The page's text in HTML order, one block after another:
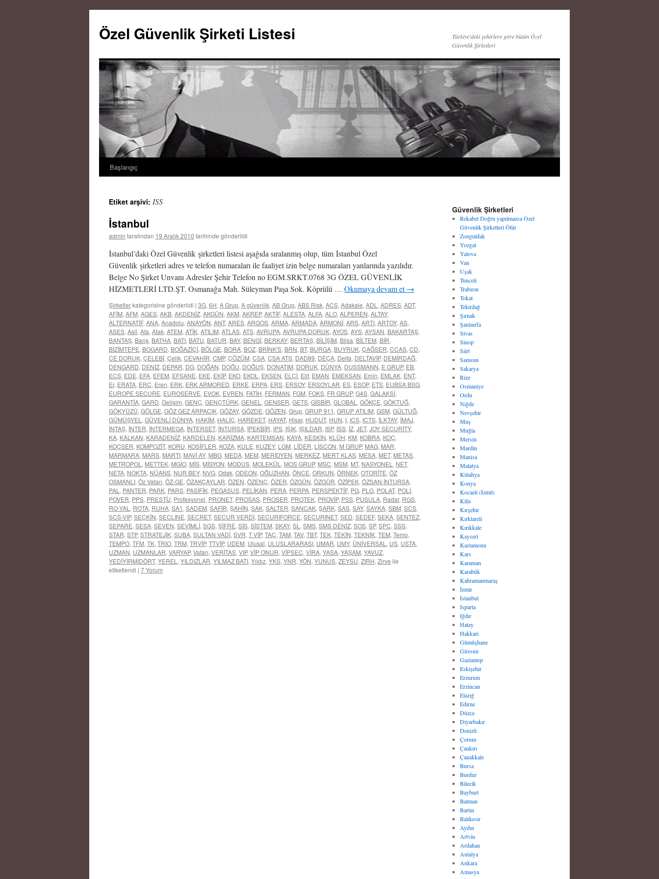
Özel Güvenlik Şirketi Listesi
Türkiye'deki şehirlere göre bütün Özel
Güvenlik Şirketleri
İçeriğe
Başlangıç
Etiket arşivi: ISS
İstanbul
admin tarafından 19 Aralık 2010 tarihinde gönderildi
İstanbul’daki Özel Güvenlik şirketleri listesi aşağıda sıralanmış olup, tüm İstanbul Özel
Güvenlik şirketleri adres ve telefon numaraları ile faaliyet izin belge numaraları yanlarında yazılıdır.
Belge No Şirket Unvanı Adresler Şehir Telefon no EGM.SRKT.0768 3G ÖZEL GÜVENLİK
HİZMETLERİ LTD.ŞT. Osmanağa Mah. Süleyman Paşa Sok. Köprülü … Okumaya devam et→
Şirketlerkategorisine gönderildi | 3G, 6H, A Grup, A güvenlik, AB Grup, ABS Risk, ACS, Adakale, ADL , ADRES, ADT,
AFİM, AFM, AGES, AKB, AKDENİZ, AKGÜN, AKM, AKREP, AKTİF, ALESTA, ALFA, ALO, ALPEREN, ALTAY,
ALTERNATİF, ANA, Anadolu, ANAYÖN, ANT, ARES, ARGOS, ARMA, ARMADA, ARMONİ, ARS, ARTI, ARTOY, AS,
ASES, Asil, Ata, Atak, ATEM, ATİK, ATILIM, ATLAS, ATS, AVRUPA, AVRUPA DORUK, AYOS, AYS, AYSAN, BAKARTAŞ,
BANTAŞ, Barış, BATHA, BATI, BATU, BATUR, BAY, BENGİ, BERKAY, BERTAŞ, BİLİŞİM, Bilsa, BİLTEM, BİR,
BİZİMTEPE, BOGARD, BOĞAZİÇİ, BÖLGE, BORA, BOZ, BRİNK'S, BRN, BT, BURGA, BUYRUK, ÇAĞSER, CCAS, CD,
CE DORUK, ÇELEBİ, Çelik, CEVAHİR, CMP, ÇÖZÜM, CSA, CSA ATS, DAD89, DEÇA, Delta, DELTAVİP, DEMİRDAĞ,
DENGARD, DENİZ, DEPAR, DG, DOĞAN, DOĞU, DOĞUŞ, DONATIM, DORUK, DÜNYA, DUSSMANN, E GRUP, EB,
ECS, EDE, EFA, EFEM, EFSANE, EKE, EKİP, EKO, EKOL , EKSEN, ELÇİ, Elit, EMAN, EMEKSAN, Emin, EMLAK, ENT,
Er, ERATA, ERC, Eren, ERK, ERK ARMORED, ERKE, ERPA, ERS, ERSOY, ERSOYLAR, ES, ESOP, ETS, EUBSA BSG,
EUROPE SECURE, EUROSERVE, EVOK, EVREN, FATİH, FERMAN, FGM, FOKS, FR GRUP, G4S, GALAKSİ,
GARANTİA, GARD, Gelişim, GENÇ, GENÇTÜRK, GENEL , GENSER, GETS, GİSBİR, GLOBAL , GÖKÇE, GÖKTUĞ,
GÖKYÜZÜ, GÖLGE, GÖZ GEZ ARPACIK, GÖZAY, GÖZDE, GÖZEN, Grup, GRUP 911 , GRUP ATILIM, GSM, GÜLTUĞ,
GÜMÜŞYEL , GÜVENLİ DÜNYA, HAKİM, HALİÇ, HAREKET, HAYAT, Hisar, HUDUT, HUN, I, ICS, ICTS, İLKTAY, İMAJ,
İNTAŞ, İNTER, İNTERMEGA, İNTERSET, İNTURSA, İPEKBİR, IPS, IŞIK, IŞILDAR, ISP, ISS, İZ, JET, JOY SECURİTY,
KA, KALKAN, KARADENİZ, KARDELEN, KARİZMA, KARTEMSAN, KAYA, KESKİN, KLÜH, KM, KOBRA, KOÇ,
KOÇSER, KOMPOZİT, KORU, KOSİFLER, KOZA, KULE, KUZEY, LGM, LİDER, LİSCON, M GRUP, MAG, MAR,
MARMARA, MARS, MARTI, MAVİ AY, MBG, MEDA, MEM, MERİDYEN, MERKEZ, MERT KLAS, MESA, MET, METAS,
METROPOL , METTEK, MGİO, MİS, MİSYON, MODUS, MOLEKÜL , MOS GRUP, MSC, MSM, MT, NASYONEL , NET,
NETA, NOKTA, NÜANS, NUR BEY, NVG, Odak, ODEON, OĞUZHAN, ÖNCE, ORKUN, ÖRNEK, OTORİTE, ÖZ
OSMANLI, Öz Vatan, ÖZ-GE, ÖZAKÇAYLAR, ÖZEN, ÖZENÇ, ÖZER, ÖZGÜN, ÖZGÜR, ÖZİPEK, ÖZSAN İNTURSA,
PAL , PANTER, PARK, PARS, PASİFİK, PEGASUS, PELİKAN, PERA, PERPA, PERSPEKTİF, PG, PLG, POLAT, POLİ,
POVER, PPS, PRESTİJ, Profesyonel, PRONET, PROSAS, PROSER, PROTEK, PROVİP, PSS, PUSULA, Radar, RGS,
RO-YAL , ROTA, RUHA, SA1 , SADEM, SAFİR, ŞAHİN, SAK, SALTER, SANCAK, ŞARK, SAS, SAY, SAYKA, SBM, SCS,
SCS-VIP, SEÇKİN, SECLINE, SECRET, SECUR VERDİ, SECURIFORCE, SECURINET, SED, SEDEF, SEKA, SENTEZ,
SEPARE, SESA, SEVEN, SEVİMLİ, SGS, ŞİFRE, SİS, SİSTEM, SKAY, SL , SMS, SMS DENİZ, SOS, SP, SPC, SSS,
STAR, STP, STRATEJİK, SUBA, SULTAN VADİ, SVR, T VİP, TAÇ, TAM, TAV, TBT, TEK, TEKİN, TEKNİK, TEM, Temo,
TEMPO, TFM, TK, TRİO, TRM, TRVİP, TTVİP, UDEM, Ulusal, ULUSLARARASI, UMAR, UMY, ÜNİVERSAL , US, USTA,
UZMAN, UZMANLAR, VARYAP, Vatan, VERİTAS, VIP, VİP ONUR, VİPSEC, VİRA, YASA, YAŞAM, YAVUZ,
YEDİYİRMİDÖRT, YEREL , YILDIZLAR, YILMAZ BATI, Yıldız, YKS, YNR, YÖN, YUNUS, ZEYSU, ZIRH, Zirve ile
etiketlendi | 7 Yorum
Güvenlik Şirketleri
Rekabet Doğru yapılmazsa Özel
Güvenlik Şirketleri Ölür
Zonguldak
Yozgat
Yalova
Van
Uşak
Tunceli
Trabzon
Tokat
Tekirdağ
Şırnak
Şanlıurfa
Sivas
Sinop
Siirt
Samsun
Sakarya
Rize
Osmaniye
Ordu
Niğde
Nevşehir
Muş
Muğla
Mersin
Mardin
Manisa
Malatya
Kütahya
Konya
Kocaeli (İzmit)
Kilis
Kırşehir
Kırklareli
Kırıkkale
Kayseri
Kastamonu
Kars
Karaman
Karabük
Kahramanmaraş
İzmir
İstanbul
Isparta
Iğdır
Hatay
Hakkari
Gümüşhane
Giresun
Gaziantep
Eskişehir
Erzurum
Erzincan
Elazığ
Edirne
Düzce
Diyarbakır
Denizli
Çorum
Çankırı
Çanakkale
Bursa
Burdur
Bilecik
Bayburt
Batman
Bartın
Balıkesir
Aydın
Artvin
Ardahan
Antalya
Ankara
Amasya